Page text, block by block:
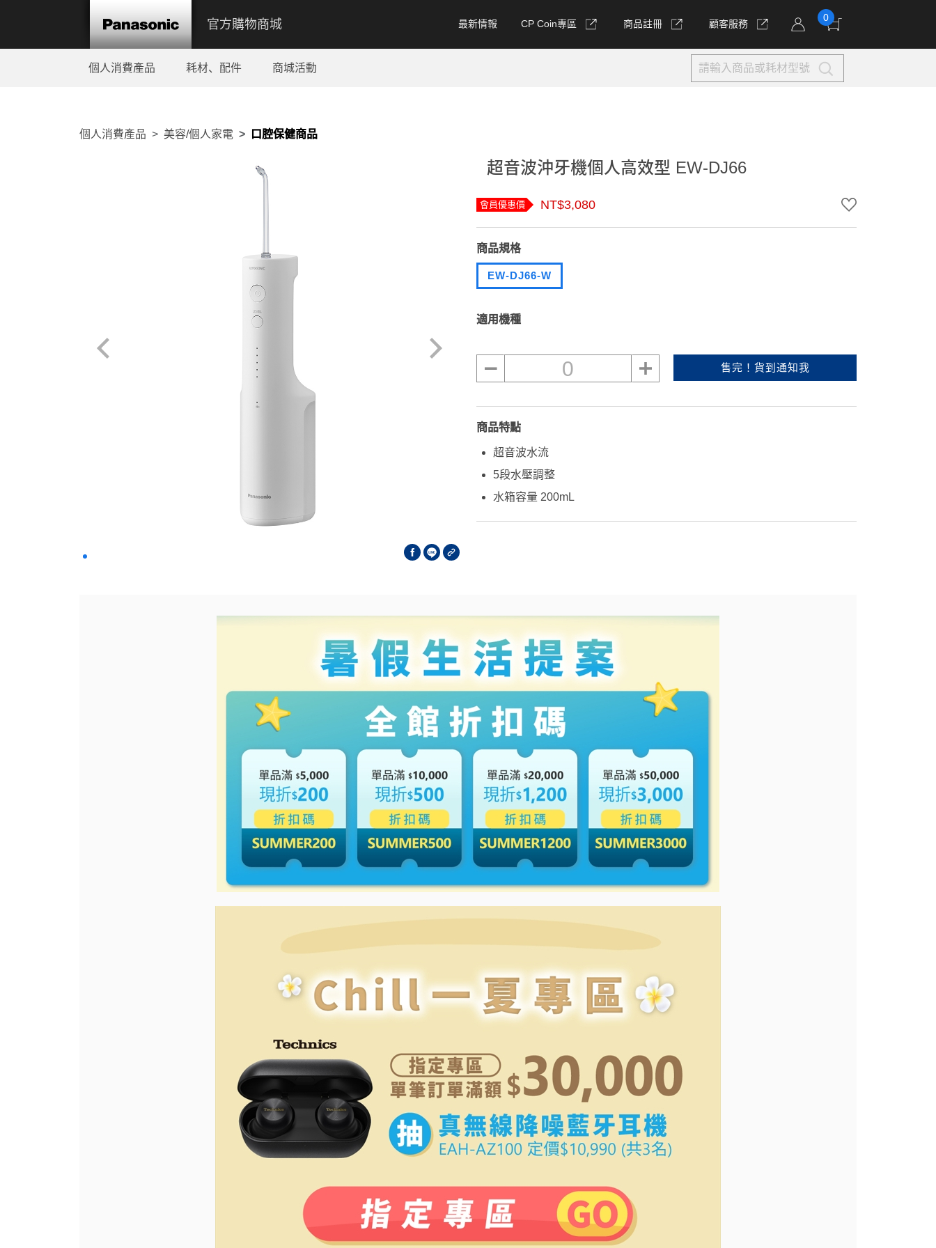
官方購物商城 最新情報 CP Coin專區 商品註冊 顧客服務
0
個人消費產品 耗材、配件 商城活動
個人消費產品 美容/個人家電 口腔保健商品
超音波沖牙機個人高效型 EW-DJ66
會員優惠價 NT$3,080
商品規格
EW-DJ66-W
適用機種
0 售完！貨到通知我
商品特點
超音波水流
5段水壓調整
水箱容量 200mL